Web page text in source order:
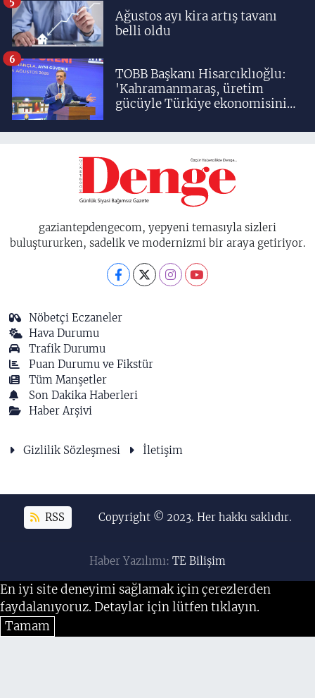
Ağustos ayı kira artış tavanı
belli oldu
TOBB Başkanı Hisarcıklıoğlu:
'Kahramanmaraş, üretim
gücüyle Türkiye ekonomisinin
birisidir'
6
gaziantepdengecom, yepyeni temasıyla sizleri
buluştururken, sadelik ve modernizmi bir araya getiriyor.
Nöbetçi Eczaneler
Hava Durumu
Trafik Durumu
Puan Durumu ve Fikstür
Tüm Manşetler
Son Dakika Haberleri
Haber Arşivi
Gizlilik Sözleşmesi İletişim
RSS Copyright © 2023. Her hakkı saklıdır.
Haber Yazılımı: TE Bilişim
En iyi site deneyimi sağlamak için çerezlerden
faydalanıyoruz. Detaylar için lütfen tıklayın.
Tamam